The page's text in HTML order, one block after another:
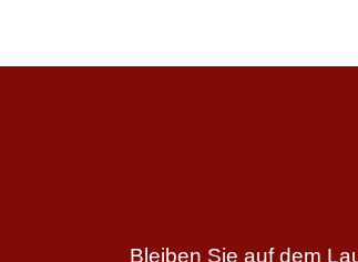
Bleiben Sie auf dem